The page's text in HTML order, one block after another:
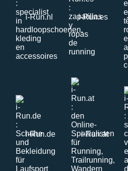
i-Run.nl i-Run.es
i-Run.de i-Run.at